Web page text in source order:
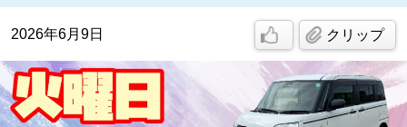
2026年6月9日 クリップ